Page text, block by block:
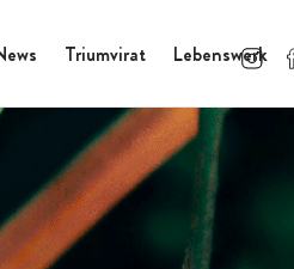
Triumvirat Lebenswerk